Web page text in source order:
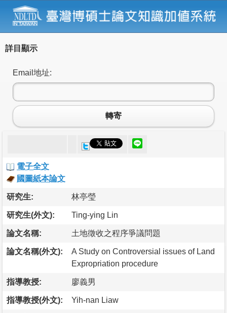
詳目顯示
Email地址:
轉寄
電子全文
國圖紙本論文
研究生: 林亭瑩
研究生(外文): Ting-ying Lin
論文名稱: 土地徵收之程序爭議問題
論文名稱(外文):
A Study on Controversial issues of Land
Expropriation procedure
指導教授: 廖義男
指導教授(外文): Yih-nan Liaw